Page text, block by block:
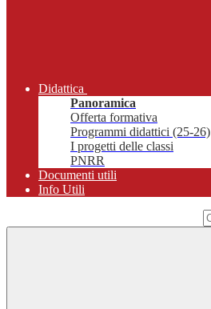
Didattica
Panoramica
Offerta formativa
Programmi didattici (25-26)
I progetti delle classi
PNRR
Documenti utili
Info Utili